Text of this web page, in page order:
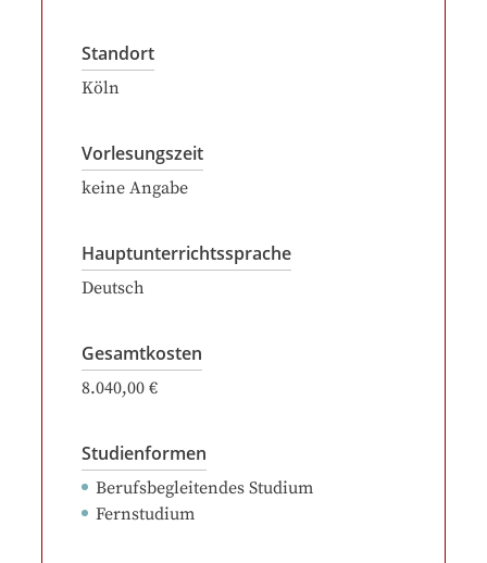
Standort
Köln
Vorlesungszeit
keine Angabe
Hauptunterrichtssprache
Deutsch
Gesamtkosten
8.040,00 €
Studienformen
Berufsbegleitendes Studium
Fernstudium